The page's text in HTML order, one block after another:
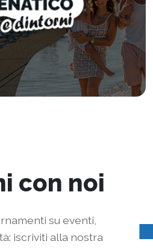
con noi
su eventi,
iscriviti alla nostra